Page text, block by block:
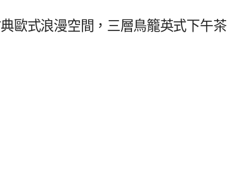
歐式浪漫空間，三層鳥籠英式下午茶